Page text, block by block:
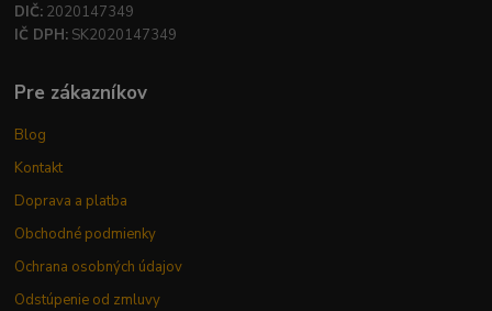
DIČ: 2020147349
IČ DPH: SK2020147349
Pre zákazníkov
Blog
Kontakt
Doprava a platba
Obchodné podmienky
Ochrana osobných údajov
Odstúpenie od zmluvy